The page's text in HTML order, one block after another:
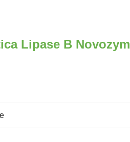
Lipase B Novozym